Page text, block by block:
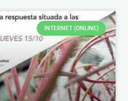
INTERNET (ONLINE)